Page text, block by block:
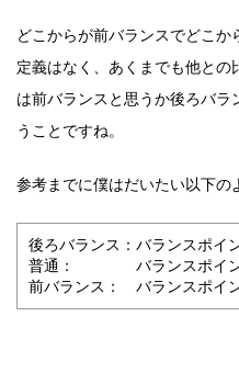
どこからが前バランスでどこ
定義はなく、あくまでも他と
は前バランスと思うか後ろバ
うことですね。
参考までに僕はだいたい以下の
後ろバランス：バランスポ
普通： バランスポイン
前バランス： バランスポイ